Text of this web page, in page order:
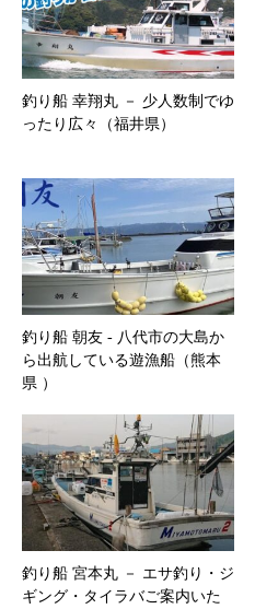
釣り船 幸翔丸 － 少人数制でゆ
ったり広々（福井県）
釣り船 朝友 ‐ 八代市の大島か
ら出航している遊漁船（熊本
県 ）
釣り船 宮本丸 － エサ釣り・ジ
ギング・タイラバご案内いた